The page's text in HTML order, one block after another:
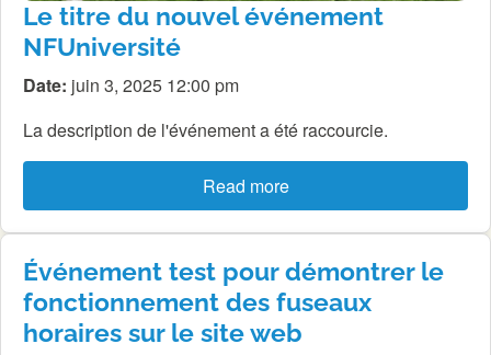
Le titre du nouvel événement
NFUniversité
Date: juin 3, 2025 12:00 pm
La description de l'événement a été raccourcie.
Read more
Événement test pour démontrer le
fonctionnement des fuseaux
horaires sur le site web